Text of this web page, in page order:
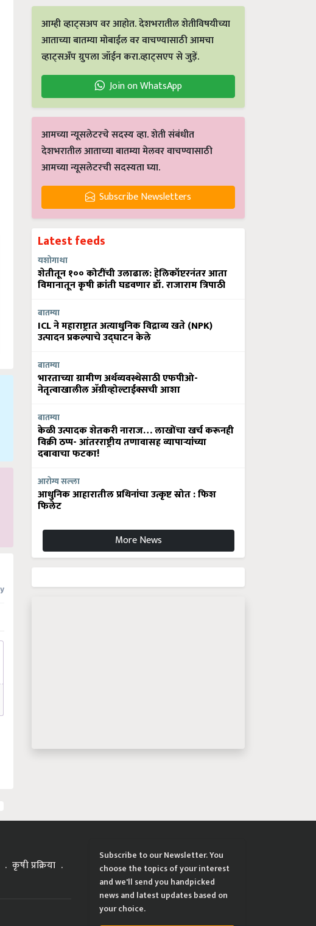
आम्ही व्हाट्सअप वर आहोत. देशभरातील शेतीविषयीच्या
आताच्या बातम्या मोबाईल वर वाचण्यासाठी आमचा
व्हाट्सअँप ग्रुपला जॉईन करा.व्हाट्सएप से जुड़ें.
Join on WhatsApp
आमच्या न्यूसलेटरचे सदस्य व्हा. शेती संबंधीत
देशभरातील आताच्या बातम्या मेलवर वाचण्यासाठी
आमच्या न्यूसलेटरची सदस्यता घ्या.
Subscribe Newsletters
Latest feeds
यशोगाथा
शेतीतून १०० कोटींची उलाढाल: हेलिकॉप्टरनंतर आता
विमानातून कृषी क्रांती घडवणार डॉ. राजाराम त्रिपाठी
बातम्या
ICL ने महाराष्ट्रात अत्याधुनिक विद्राव्य खते (NPK)
उत्पादन प्रकल्पाचे उद्घाटन केले
बातम्या
भारताच्या ग्रामीण अर्थव्यवस्थेसाठी एफपीओ-
नेतृत्वाखालील अ‍ॅग्रीव्होल्टाईक्सची आशा
बातम्या
केळी उत्पादक शेतकरी नाराज… लाखोंचा खर्च करूनही
विक्री ठप्प- आंतरराष्ट्रीय तणावासह व्यापाऱ्यांच्या
दबावाचा फटका!
आरोग्य सल्ला
आधुनिक आहारातील प्रथिनांचा उत्कृष्ट स्रोत : फिश
फिलेट
More News
कृषी प्रक्रिया
Subscribe to our Newsletter. You
choose the topics of your interest
and we'll send you handpicked
news and latest updates based on
your choice.